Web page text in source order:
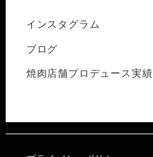
インスタグラム
ブログ
焼肉店舗プロデュース実績